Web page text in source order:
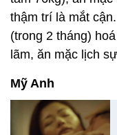
thậm trí là mắt
(trong 2 tháng)
lãm, ăn mặc lịch
Mỹ Anh